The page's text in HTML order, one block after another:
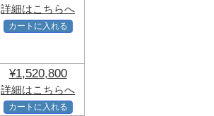
詳細はこちらへ
カートに入れる
¥1,520,800
詳細はこちらへ
カートに入れる